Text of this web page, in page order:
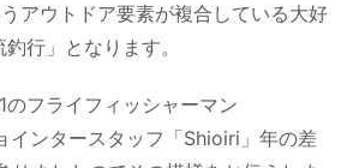
アウトドア要素が複合している大好
行」となります。
フライフィッシャーマン
インタースタッフ「Shioiri」年の差